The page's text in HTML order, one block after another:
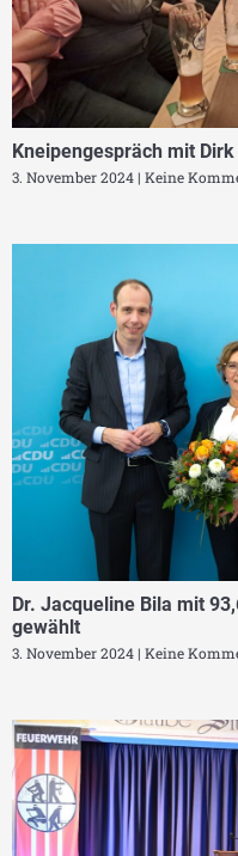
Kneipengespräch mit
3. November 2024 Keine
Dr. Jacqueline Bila mit
gewählt
3. November 2024 Keine